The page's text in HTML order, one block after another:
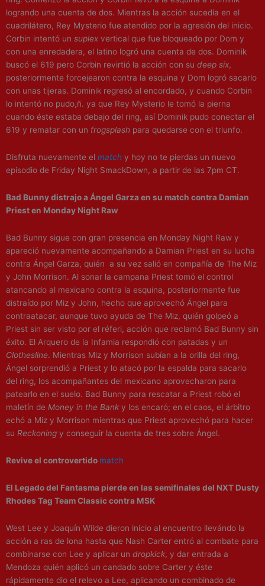
logrando una cuenta de dos. Mientras la acción sucedía en el
cuadrilátero, Rey Mysterio fue atendido por la agresión del inicio.
Corbin intentó un suplex vertical que fue bloqueado por Dom y
con una enredadera, el latino logró una cuenta de dos. Dominik
buscó el 619 pero Corbin revirtió la acción con su deep six,
posteriormente forcejearon contra la esquina y Dom logró sacarlo
con unas tijeras. Dominik regresó al encordado, y cuando Corbin
lo intentó no pudo,ñ. ya que Rey Mysterio le tomó la pierna
cuando éste estaba debajo del ring, así Dominik pudo conectar el
619 y rematar con un frogsplash para quedarse con el triunfo.
Disfruta nuevamente el match y hoy no te pierdas un nuevo
episodio de Friday Night SmackDown, a partir de las 7pm CT.
Bad Bunnydistrajo a Ángel Garza en su match contra Damian
Priesten Monday Night Raw
Bad Bunny sigue con gran presencia en Monday Night Raw y
apareció nuevamente acompañando a Damian Priest en su lucha
contra Ángel Garza, quién a su vez salió en compañía de The Miz
y John Morrison. Al sonar la campana Priest tomó el control
atancando al mexicano contra la esquina, posteriormente fue
distraído por Miz y John, hecho que aprovechó Ángel para
contraatacar, aunque tuvo ayuda de The Miz, quién golpeó a
Priest sin ser visto por el réferi, acción que reclamó Bad Bunny sin
éxito. El Arquero de la Infamia respondió con patadas y un
Clothesline. Mientras Miz y Morrison subían a la orilla del ring,
Ángel sorprendió a Priest y lo atacó por la espalda para sacarlo
del ring, los acompañantes del mexicano aprovecharon para
patearlo en el suelo. Bad Bunny para rescatar a Priest robó el
maletín de Money in the Bank y los encaró; en el caos, el árbitro
echó a Miz y Morrison mientras que Priest aprovechó para hacer
su Reckoning y conseguir la cuenta de tres sobre Ángel.
Revive el controvertido match
El Legado del Fantasma pierde en las semifinales del NXT Dusty
Rhodes Tag Team Classiccontra MSK
West Lee y Joaquín Wilde dieron inicio al encuentro llevándo la
acción a ras de lona hasta que Nash Carter entró al combate para
combinarse con Lee y aplicar un dropkick, y dar entrada a
Mendoza quién aplicó un candado sobre Carter y éste
rápidamente dio el relevo a Lee, aplicando un combinado de